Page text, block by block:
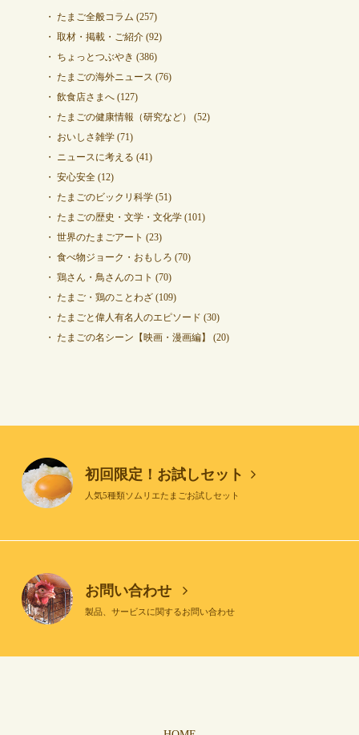
たまご全般コラム (257)
取材・掲載・ご紹介(92)
ちょっとつぶやき (386)
たまごの海外ニュース (76)
飲食店さまへ(127)
たまごの健康情報（研究など）
(52)
おいしさ雑学(71)
ニュースに考える (41)
安心安全(12)
たまごのビックリ科学(51)
たまごの歴史・文学・文化学(101)
世界のたまごアート (23)
食べ物ジョーク・おもしろ (70)
鶏さん・鳥さんのコト (70)
たまご・鶏のことわざ(109)
たまごと偉人有名人のエピソード (30)
たまごの名シーン【映画・漫画編】
(20)
初回限定！お試しセット
人気5種類ソムリエたまごお試しセット
お問い合わせ
製品、サービスに関するお問い合わせ